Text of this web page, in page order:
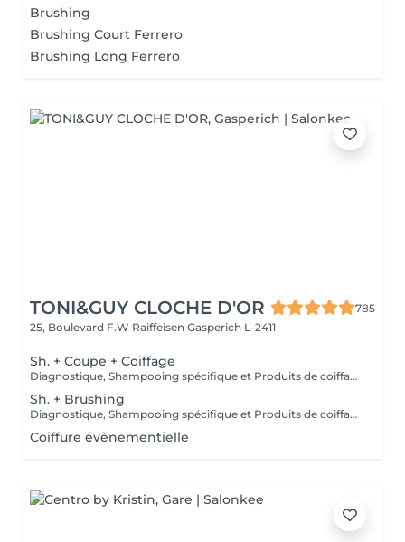
Brushing
Brushing Court Ferrero
Brushing Long Ferrero
TONI&GUY CLOCHE D'OR
785
25, Boulevard F.W Raiffeisen Gasperich L-2411
Sh. + Coupe + Coiffage
Diagnostique, Shampooing spécifique et Produits de coiffage inclus.
Sh. + Brushing
Diagnostique, Shampooing spécifique et Produits de coiffage inclus.
Coiffure évènementielle